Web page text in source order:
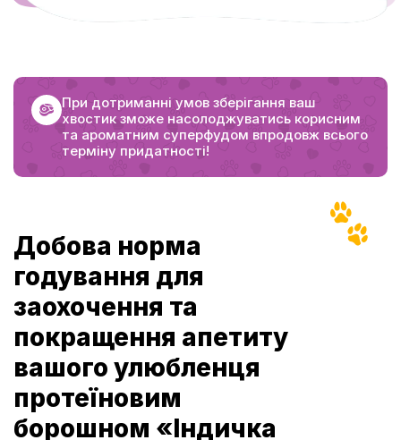
При дотриманні умов зберігання ваш
хвостик зможе насолоджуватись корисним
та ароматним суперфудом впродовж всього
терміну придатності!
Добова норма
годування для
заохочення та
покращення апетиту
вашого улюбленця
протеїновим
борошном «Індичка